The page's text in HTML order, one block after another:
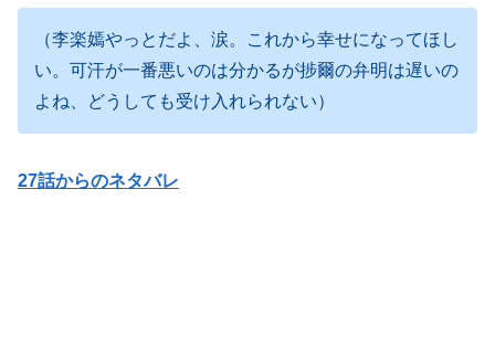
（李楽嫣やっとだよ、涙。これから幸せになってほし
い。可汗が一番悪いのは分かるが捗爾の弁明は遅いの
よね、どうしても受け入れられない）
27話からのネタバレ